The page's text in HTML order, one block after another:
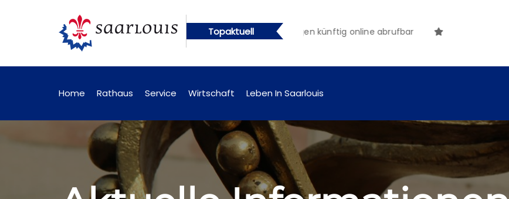
Topaktuell
online abrufbar Öffentliche Bekanntmachungen künftig online abrufbar
Home Rathaus Service Wirtschaft Leben In Saarlouis